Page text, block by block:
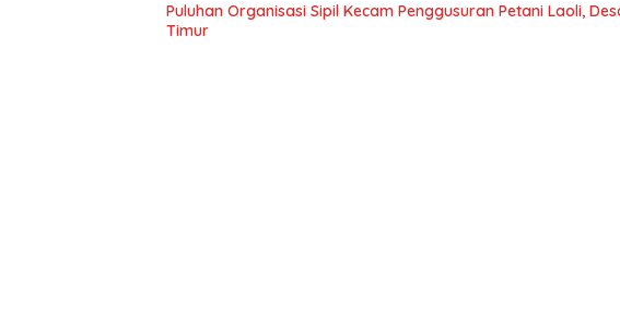
Puluhan Organisasi Sipil Kecam Penggusuran Petani Laoli,
Timur